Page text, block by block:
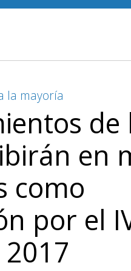
la mayoría
de
en
como
por el